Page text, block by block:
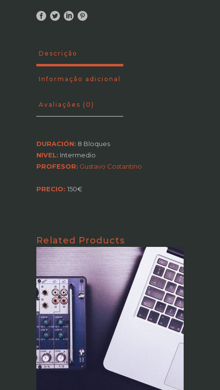
Descrição
Informação adicional
Avaliações (0)
DURACIÓN: 8 Bloques
NIVEL: Intermedio
PROFESOR: Gustavo Costantino
PRECIO: 150€
Related Products
RiTA Operator (On
line)